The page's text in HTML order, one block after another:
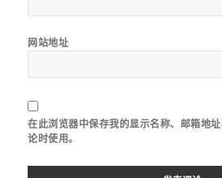
网站地址
在此浏览器中保存我的显示名称、邮箱地
论时使用。